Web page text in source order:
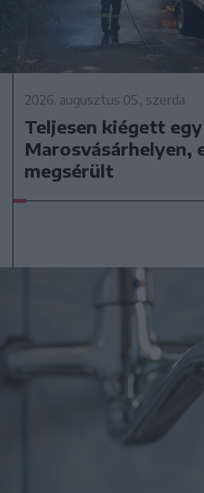
2026. augusztus 05., szerda
Teljesen kiégett
Marosvásárhelyen,
megsérült